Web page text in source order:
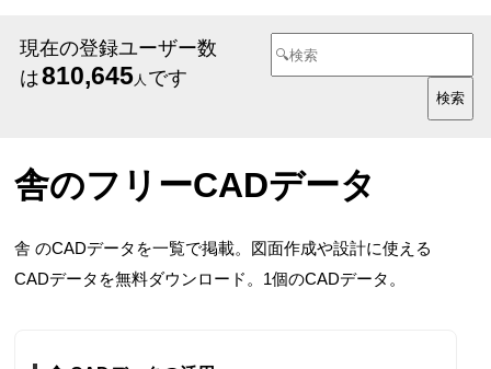
現在の登録ユーザー数
は810,645人 です
舎のフリーCADデータ
舎 のCADデータを一覧で掲載。図面作成や設計に使える
CADデータを無料ダウンロード。1個のCADデータ。